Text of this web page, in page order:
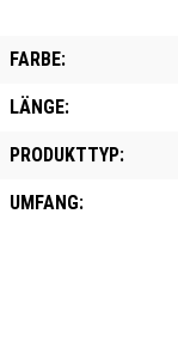
FARBE:
LÄNGE:
PRODUKTTYP:
UMFANG: